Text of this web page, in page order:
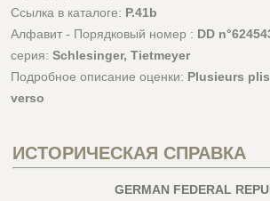
Ссылка в каталоге: P.41b
Алфавит - Порядковый номер : DD
серия: Schlesinger, Tietmeyer
Подробное описание оценки: Plusieurs
verso
ИСТОРИЧЕСКАЯ СПРАВКА
GERMAN FEDERAL